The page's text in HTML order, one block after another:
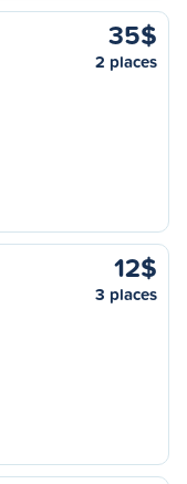
35$
2 places
12$
3 places